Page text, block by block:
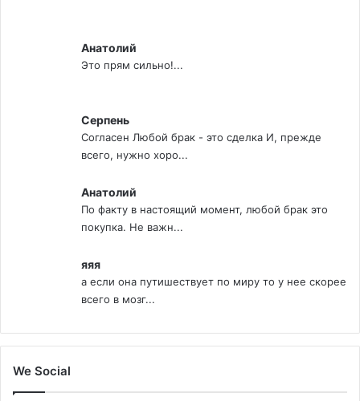
Анатолий
Это прям сильно!...
Серпень
Согласен Любой брак - это сделка И, прежде
всего, нужно хоро...
Анатолий
По факту в настоящий момент, любой брак это
покупка. Не важн...
яяя
а если она путишествует по миру то у нее скорее
всего в мозг...
We Social